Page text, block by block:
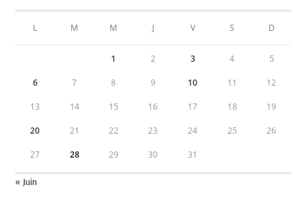
L M M J V S D
1 2 3 4 5
6 7 8 9 10 11 12
13 14 15 16 17 18 19
20 21 22 23 24 25 26
27 28 29 30 31
« Juin